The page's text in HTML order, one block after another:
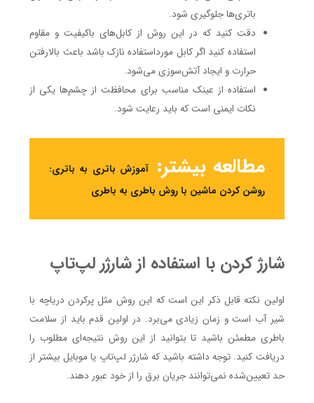
باتری‌ها جلوگیری شود.
دقت کنید که در این روش از کابل‌های باکیفیت و مقاوم
استفاده کنید اگر کابل مورداستفاده نازک باشد باعث بالارفتن
حرارت و ایجاد آتش‌سوزی می‌شود.
استفاده از عینک مناسب برای محافظت از چشم‌ها یکی از
نکات ایمنی است که باید رعایت شود.
مطالعه بیشتر:
آموزش باتری به باتری:
روشن کردن ماشین با روش باطری به باطری
شارژ کردن با استفاده از شارژر لپ‌تاپ
اولین نکته قابل ذکر این است که این روش مثل پرکردن دریاچه با
شیر آب است و زمان زیادی می‌برد. در اولین قدم باید از سلامت
باطری مطمئن باشید تا بتوانید از این روش نتیجه‌ای مطلوب را
دریافت کنید. توجه داشته باشید که شارژر لپ‌تاپ یا موبایل بیشتر از
حد تعیین‌شده نمی‌توانند جریان برق را از خود عبور دهند.